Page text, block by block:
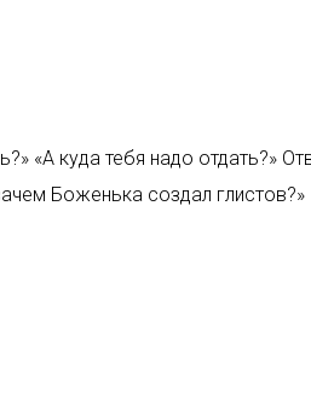
«А куда тебя надо отдать?»
Боженька создал глистов?»